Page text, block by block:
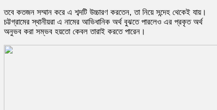
তবে কতজন সম্মান করে এ শব্দটি উচ্চারণ করতেন, তা নিয়ে সন্দেহ থেকেই যায়।
চট্টগ্রামের স্থানীয়রা এ নামের আভিধানিক অর্থ বুঝতে পারলেও এর প্রকৃত অর্থ
অনুভব করা সম্ভব হয়তো কেবল তারাই করতে পারেন।